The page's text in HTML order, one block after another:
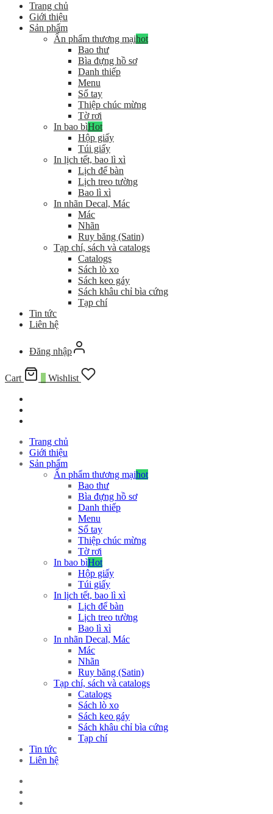
Trang chủ
Giới thiệu
Sản phẩm
Ấn phẩm thương mạihot
Bao thư
Bìa đựng hồ sơ
Danh thiếp
Menu
Sổ tay
Thiệp chúc mừng
Tờ rơi
In bao bìHot
Hộp giấy
Túi giấy
In lịch tết, bao lì xì
Lịch để bàn
Lịch treo tường
Bao lì xì
In nhãn Decal, Mác
Mác
Nhãn
Ruy băng (Satin)
Tạp chí, sách và catalogs
Catalogs
Sách lò xo
Sách keo gáy
Sách khâu chỉ bìa cứng
Tạp chí
Tin tức
Liên hệ
Đăng nhập
Cart Wishlist
Trang chủ
Giới thiệu
Sản phẩm
Ấn phẩm thương mạihot
Bao thư
Bìa đựng hồ sơ
Danh thiếp
Menu
Sổ tay
Thiệp chúc mừng
Tờ rơi
In bao bìHot
Hộp giấy
Túi giấy
In lịch tết, bao lì xì
Lịch để bàn
Lịch treo tường
Bao lì xì
In nhãn Decal, Mác
Mác
Nhãn
Ruy băng (Satin)
Tạp chí, sách và catalogs
Catalogs
Sách lò xo
Sách keo gáy
Sách khâu chỉ bìa cứng
Tạp chí
Tin tức
Liên hệ